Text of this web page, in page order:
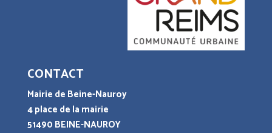
CONTACT
Mairie de Beine-Nauroy
4 place de la mairie
51490 BEINE-NAUROY